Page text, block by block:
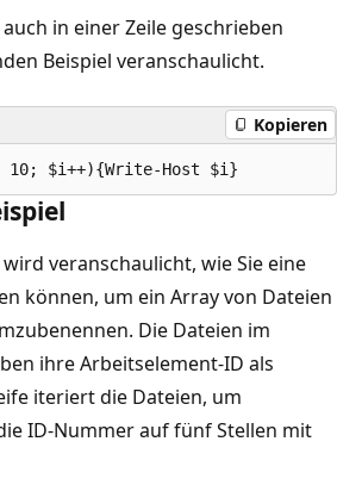
in einer Zeile geschrieben
Beispiel veranschaulicht.
Kopieren
veranschaulicht, wie Sie eine
können, um ein Array von Dateien
Die Dateien im
ihre Arbeitselement-ID als
iteriert die Dateien, um
ID-Nummer auf fünf Stellen mit